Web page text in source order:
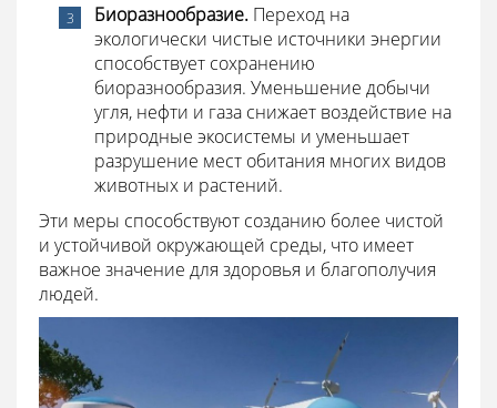
Биоразнообразие. Переход на
экологически чистые источники энергии
способствует сохранению
биоразнообразия. Уменьшение добычи
угля, нефти и газа снижает воздействие на
природные экосистемы и уменьшает
разрушение мест обитания многих видов
животных и растений.
Эти меры способствуют созданию более чистой
и устойчивой окружающей среды, что имеет
важное значение для здоровья и благополучия
людей.